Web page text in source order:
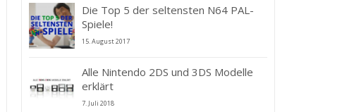
Die Top 5 der seltensten N64 PAL-
Spiele!
15. August 2017
Alle Nintendo 2DS und 3DS Modelle
erklärt
7. Juli 2018